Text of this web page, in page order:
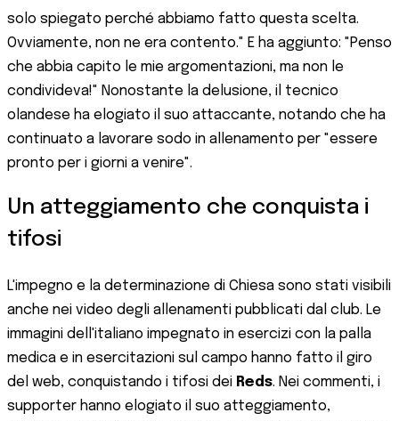
solo spiegato perché abbiamo fatto questa scelta.
Ovviamente, non ne era contento." E ha aggiunto: "Penso
che abbia capito le mie argomentazioni, ma non le
condivideva!" Nonostante la delusione, il tecnico
olandese ha elogiato il suo attaccante, notando che ha
continuato a lavorare sodo in allenamento per "essere
pronto per i giorni a venire".
Un atteggiamento che conquista i
tifosi
L'impegno e la determinazione di Chiesa sono stati visibili
anche nei video degli allenamenti pubblicati dal club. Le
immagini dell'italiano impegnato in esercizi con la palla
medica e in esercitazioni sul campo hanno fatto il giro
del web, conquistando i tifosi dei Reds. Nei commenti, i
supporter hanno elogiato il suo atteggiamento,